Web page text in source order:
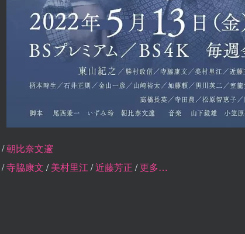
/朝比奈文邃
/寺脇康文 /美村里江/近藤芳正 /更多…